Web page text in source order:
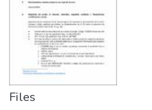
Files